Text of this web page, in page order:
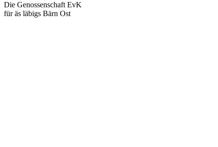
Die Genossenschaft EvK
für äs läbigs Bärn Ost